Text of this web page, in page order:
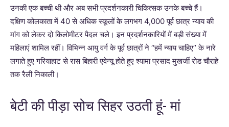
उनकी एक बच्ची थी और अब सभी प्रदर्शनकारी चिकित्सक उनके बच्चे हैं।
दक्षिण कोलकाता में 40 से अधिक स्कूलों के लगभग 4,000 पूर्व छात्र न्याय की
मांग को लेकर दो किलोमीटर पैदल चले। इन प्रदर्शनकारियों में बड़ी संख्या में
महिलाएं शामिल रहीं। विभिन्न आयु वर्ग के पूर्व छात्रों ने ‘‘हमें न्याय चाहिए’’ के नारे
लगाते हुए गरियाहाट से रास बिहारी एवेन्यू होते हुए श्यामा प्रसाद मुखर्जी रोड चौराहे
तक रैली निकाली।
बेटी की पीड़ा सोच सिहर उठती हूं- मां